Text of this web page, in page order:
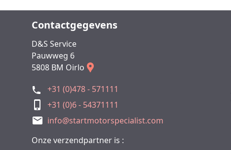
Contactgegevens
D&S Service
Pauwweg 6
5808 BM Oirlo
+31 (0)478 - 571111
+31 (0)6 - 54371111
info@startmotorspecialist.com
Onze verzendpartner is :